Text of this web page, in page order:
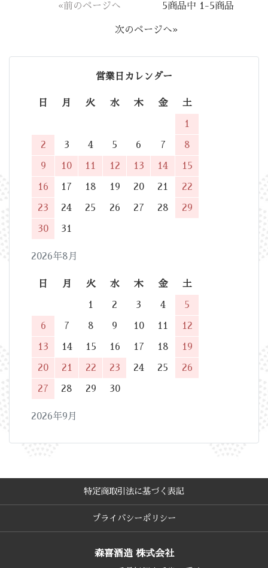
«前のページへ 5商品中 1-5商品
次のページへ»
営業日カレンダー
2026年8月
日 月 火 水 木 金 土
1
2 3 4 5 6 7 8
9 10 11 12 13 14 15
16 17 18 19 20 21 22
23 24 25 26 27 28 29
30 31
2026年9月
日 月 火 水 木 金 土
1 2 3 4 5
6 7 8 9 10 11 12
13 14 15 16 17 18 19
20 21 22 23 24 25 26
27 28 29 30
特定商取引法に基づく表記
プライバシーポリシー
森喜酒造 株式会社